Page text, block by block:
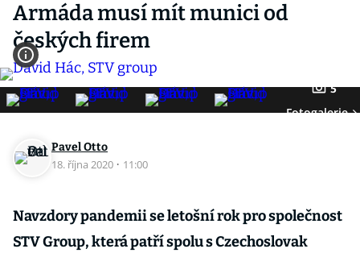
Armáda musí mít munici od
českých firem
5
Fotogalerie
Pavel Otto
18. října 2020 · 11:00
Navzdory pandemii se letošní rok pro společnost
STV Group, která patří spolu s Czechoslovak